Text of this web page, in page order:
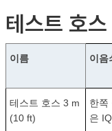
테스트 호스
이름 이음
테스트 호스 3 m
(10 ft)
한쪽
은